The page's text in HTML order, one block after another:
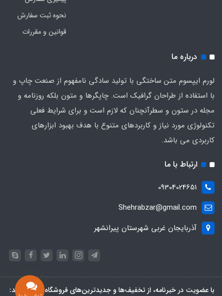
نحوه ثبت سفارش
قوانین و مقررات
درباره ما
لورم ایپسوم متن ساختگی با تولید سادگی نامفهوم از صنعت چاپ و
با استفاده از طراحان گرافیک است. چاپگرها و متون بلکه روزنامه و
مجله در ستون و سطرآنچنان که لازم است و برای شرایط فعلی
تکنولوژی مورد نیاز و کاربردهای متنوع با هدف بهبود ابزارهای
کاربردی می باشد.
ارتباط با ما
09304024651
Shehrabzar@gmail.com
آذربایجان غربی شهرستان پیرانشهر
با عضویت در خبرنامه، از تخفیف‌ها و جدیدترین‌های فروشگاه باخبر شوید: